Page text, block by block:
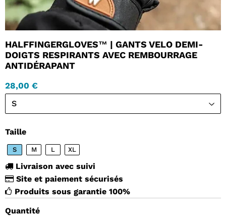
HALFFINGERGLOVES™ | GANTS VELO DEMI-
DOIGTS RESPIRANTS AVEC REMBOURRAGE
ANTIDÉRAPANT
28,00 €
Taille
S M L XL
Livraison avec suivi
Site et paiement sécurisés
Produits sous garantie 100%
Quantité